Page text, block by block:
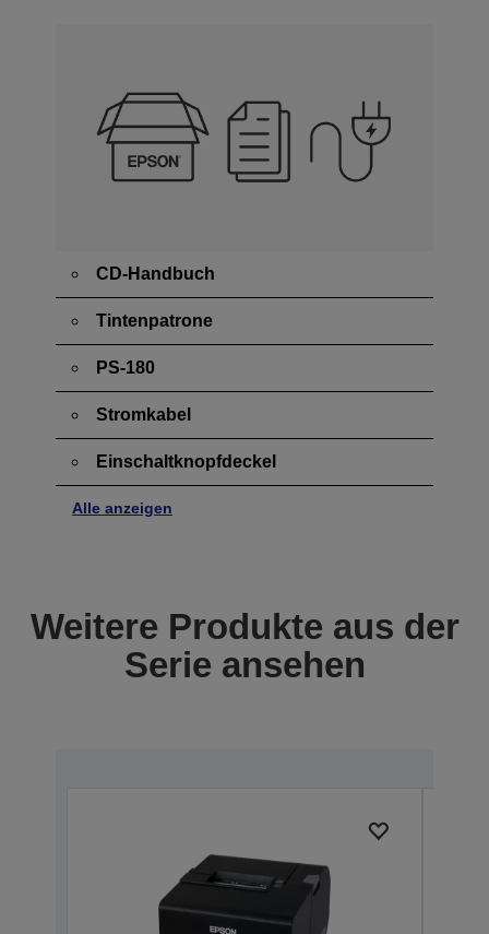
CD-Handbuch
Tintenpatrone
PS-180
Stromkabel
Einschaltknopfdeckel
Alle anzeigen
Weitere Produkte aus der
Serie ansehen